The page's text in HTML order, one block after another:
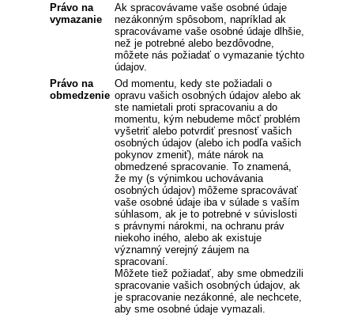
Právo na
vymazanie
Ak spracovávame vaše osobné údaje
nezákonným spôsobom, napríklad ak
spracovávame vaše osobné údaje dlhšie,
než je potrebné alebo bezdôvodne,
môžete nás požiadať o vymazanie týchto
údajov.
Právo na
obmedzenie
Od momentu, kedy ste požiadali o
opravu vašich osobných údajov alebo ak
ste namietali proti spracovaniu a do
momentu, kým nebudeme môcť problém
vyšetriť alebo potvrdiť presnosť vašich
osobných údajov (alebo ich podľa vašich
pokynov zmeniť), máte nárok na
obmedzené spracovanie. To znamená,
že my (s výnimkou uchovávania
osobných údajov) môžeme spracovávať
vaše osobné údaje iba v súlade s vaším
súhlasom, ak je to potrebné v súvislosti
s právnymi nárokmi, na ochranu práv
niekoho iného, alebo ak existuje
významný verejný záujem na
spracovaní.
Môžete tiež požiadať, aby sme obmedzili
spracovanie vašich osobných údajov, ak
je spracovanie nezákonné, ale nechcete,
aby sme osobné údaje vymazali.